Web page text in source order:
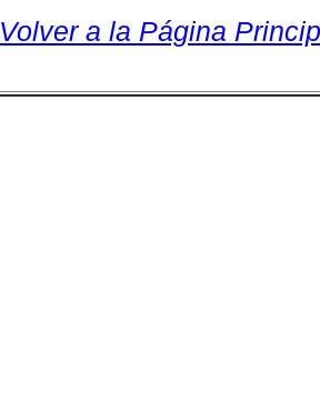
Volver a la Página